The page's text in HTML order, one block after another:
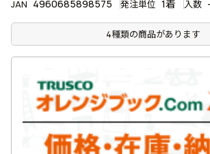
JAN 4960685898575 発注単位 1着 入数
4種類の商品があります